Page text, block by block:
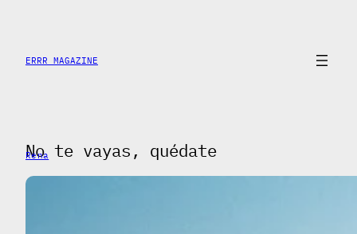
content
ERRR MAGAZINE
No te vayas, quédate
Rena